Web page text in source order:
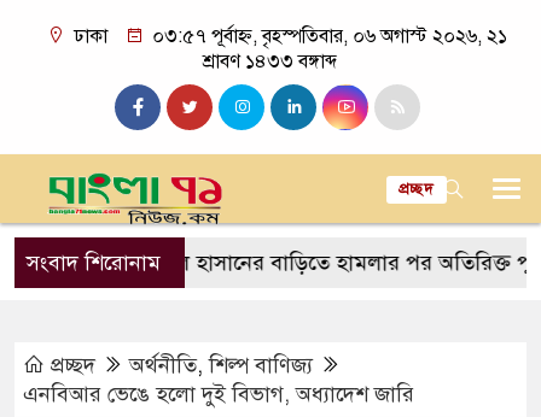
ঢাকা
০৩:৫৭ পূর্বাহ্ন, বৃহস্পতিবার, ০৬ অগাস্ট ২০২৬, ২১
শ্রাবণ ১৪৩৩ বঙ্গাব্দ
প্রচ্ছদ
সংবাদ শিরোনাম
সাকিব আল হাসানের বাড়িতে হামলার পর অতিরিক্ত পুলিশ
প্রচ্ছদ অর্থনীতি,শিল্প বাণিজ্য
এনবিআর ভেঙে হলো দুই বিভাগ, অধ্যাদেশ জারি